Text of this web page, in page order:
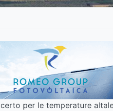
per le temperature